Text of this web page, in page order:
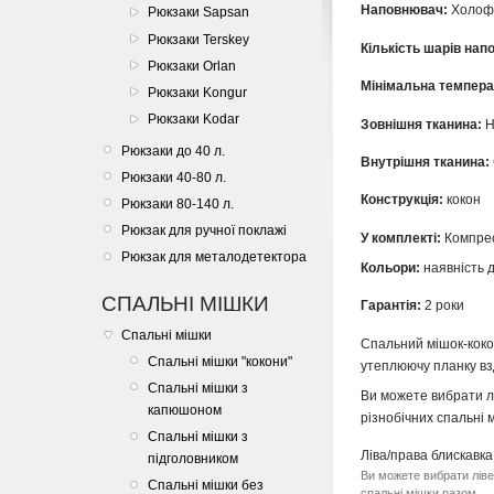
Рюкзаки Sapsan
Рюкзаки Terskey
Рюкзаки Orlan
Рюкзаки Kongur
Рюкзаки Kodar
Рюкзаки до 40 л.
Рюкзаки 40-80 л.
Рюкзаки 80-140 л.
Рюкзак для ручної поклажі
Рюкзак для металодетектора
СПАЛЬНІ МІШКИ
Спальні мішки
Спальні мішки "кокони"
Спальні мішки з
капюшоном
Спальні мішки з
підголовником
Спальні мішки без
Наповнювач:
Кількість шарів
Мінімальна
Зовнішня тканина:
Внутрішня тканина:
Конструкція: кокон
У комплекті:
Кольори: наявність
Гарантія: 2 роки
Спальний мішок-
утеплюючу планку
Ви можете вибрати
різнобічних спальні
Ліва/права
Ви можете вибрати